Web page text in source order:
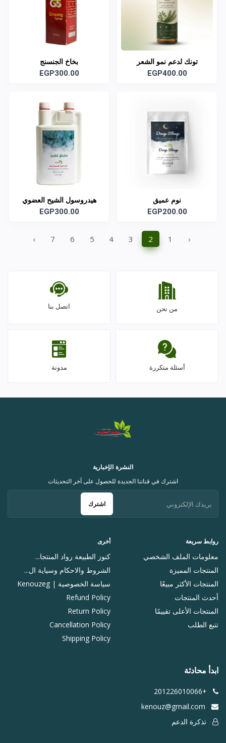
تونك لدعم نمو الشعر
EGP400.00
بخاخ الجنسنج
EGP300.00
نوم عميق
EGP200.00
هيدروسول الشيح العضوي
EGP300.00
‹
1
2
3
4
5
6
7
›
من نحن اتصل بنا
أسئلة متكررة مدونة
روابط سريعة
معلومات الملف الشخصي
المنتجات المميزة
المنتجات الأكثر مبيعًا
أحدث المنتجات
المنتجات الأعلى تقييمًا
تتبع الطلب
أخرى
كنوز الطبيعة رواد المنتجا...
الشروط والاحكام وسياية ال...
سياسة الخصوصية | Kenouzeg
Refund Policy
Return Policy
Cancellation Policy
Shipping Policy
النشرة الإخبارية
اشترك في قناتنا الجديدة للحصول على آخر التحديثات
اشترك
ابدأ محادثة
+201226010066
تذكرة الدعم